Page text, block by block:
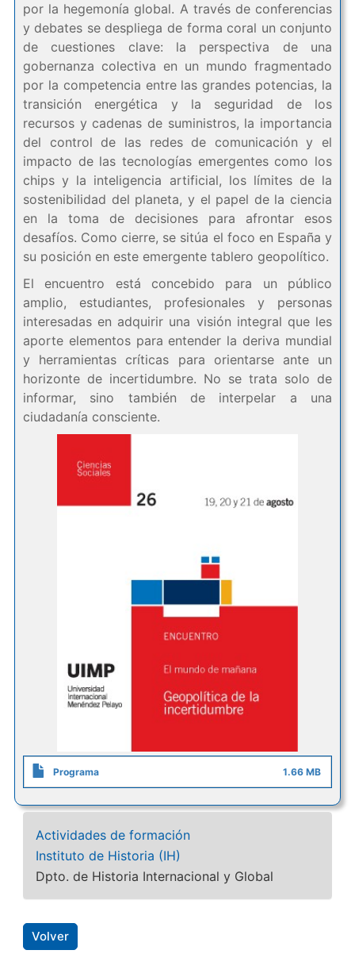
por la hegemonía global. A través de conferencias
y debates se despliega de forma coral un conjunto
de cuestiones clave: la perspectiva de una
gobernanza colectiva en un mundo fragmentado
por la competencia entre las grandes potencias, la
transición energética y la seguridad de los
recursos y cadenas de suministros, la importancia
del control de las redes de comunicación y el
impacto de las tecnologías emergentes como los
chips y la inteligencia artificial, los límites de la
sostenibilidad del planeta, y el papel de la ciencia
en la toma de decisiones para afrontar esos
desafíos. Como cierre, se sitúa el foco en España y
su posición en este emergente tablero geopolítico.
El encuentro está concebido para un público
amplio, estudiantes, profesionales y personas
interesadas en adquirir una visión integral que les
aporte elementos para entender la deriva mundial
y herramientas críticas para orientarse ante un
horizonte de incertidumbre. No se trata solo de
informar, sino también de interpelar a una
ciudadanía consciente.
Programa 1.66 MB
Actividades de formación
Instituto de Historia (IH)
Dpto. de Historia Internacional y Global
Volver